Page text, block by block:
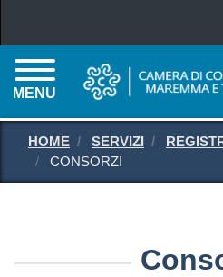
MENU
HOME SERVIZI
CONSORZI